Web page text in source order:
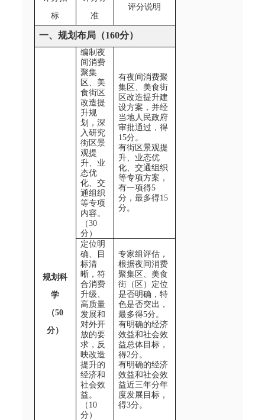
标
准
评分说明
一、规划布局（160分）
规划科
学
（50
分）
编制 夜
间消费
聚集
区、美
食街区
改造提
升规
划，深
入研究
街区景
观提
升、业
态优
化、交
通组织
等专项
内容。
（30
分）
有夜间消费聚
集区、美食街
区改造提升建
设方案 ，并经
当地人民政府
审批通过，得
15分。
有街区景观提
升、业态优
化、交通组织
等专项方案 ，
有一项得5
分，最多得15
分。
定位明
确、目
标清
晰，符
合消费
升级、
高质量
发展和
对外开
放的要
求，反
映改造
提升的
经济和
社会效
益。
（10
分）
专家组评估，
根据夜间消费
聚集区、美食
街（区）定位
是否明确，特
色是否突出，
最多得5分。
有明确的经济
效益和社会效
益总体目标，
得2分。
有明确的经济
效益和社会效
益近三年分年
度发展目标，
得3分。